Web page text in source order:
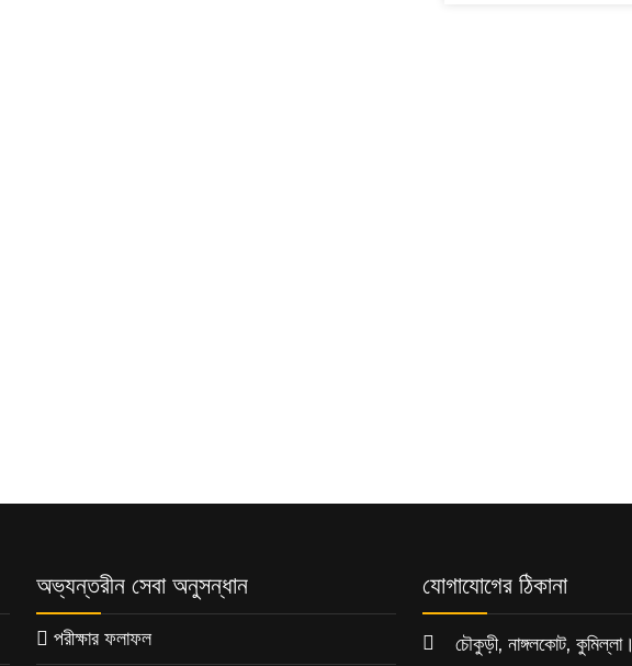
অভ্যন্তরীন সেবা অনুসন্ধান
পরীক্ষার ফলাফল
যোগাযোগের ঠিকানা
চৌকুড়ী, নাঙ্গলকোট, কুমিল্লা।